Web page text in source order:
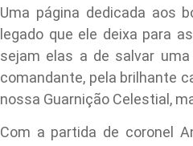
Uma página dedicada aos
legado que ele deixa para
sejam elas a de salvar
comandante, pela brilhante
nossa Guarnição Celestial,
Com a partida de coronel